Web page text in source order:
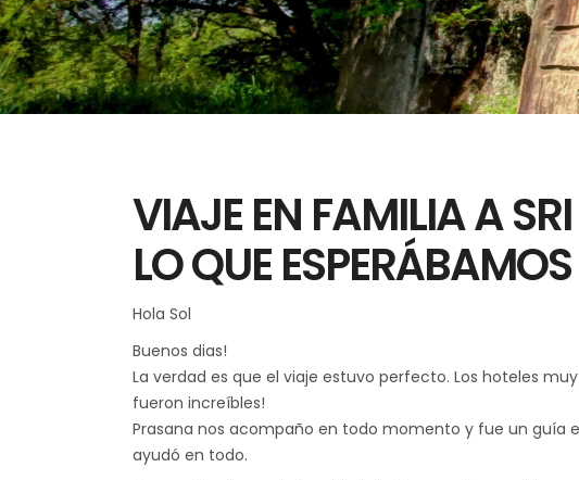
VIAJE EN FAMILIA A
LO QUE ESPERÁBAMOS
Hola Sol
Buenos dias!
La verdad es que el viaje estuvo perfecto. Los hoteles
fueron increíbles!
Prasana nos acompaño en todo momento y fue un guía
ayudó en todo.